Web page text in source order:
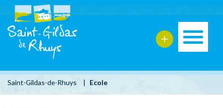
Saint-Gildas-de-Rhuys | Ecole